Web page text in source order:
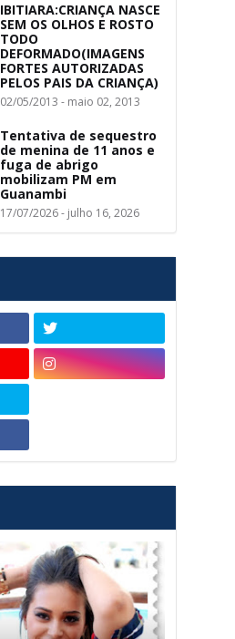
IBITIARA:CRIANÇA NASCE
SEM OS OLHOS E ROSTO
TODO
DEFORMADO(IMAGENS
FORTES AUTORIZADAS
PELOS PAIS DA CRIANÇA)
02/05/2013 - maio 02, 2013
Tentativa de sequestro
de menina de 11 anos e
fuga de abrigo
mobilizam PM em
Guanambi
17/07/2026 - julho 16, 2026